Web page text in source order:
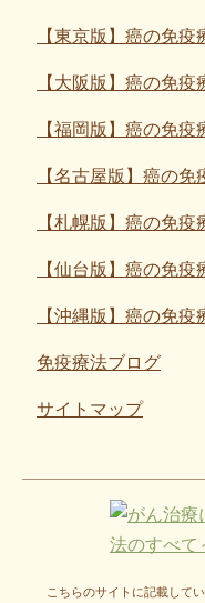
【東京版】癌の免
【大阪版】癌の免
【福岡版】癌の免
【名古屋版】癌の
【札幌版】癌の免
【仙台版】癌の免
【沖縄版】癌の免
免疫療法ブログ
サイトマップ
こちらのサイトに記載して